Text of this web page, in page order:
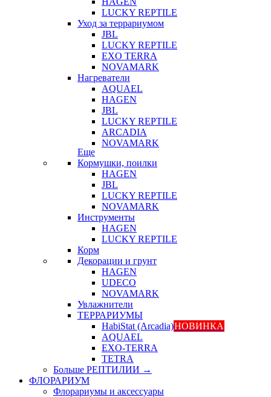
LUCKY REPTILE
Уход за террариумом
JBL
LUCKY REPTILE
EXO TERRA
NOVAMARK
Нагреватели
AQUAEL
HAGEN
JBL
LUCKY REPTILE
ARCADIA
NOVAMARK
Еще
Кормушки, поилки
HAGEN
JBL
LUCKY REPTILE
NOVAMARK
Инструменты
HAGEN
LUCKY REPTILE
Корм
Декорации и грунт
HAGEN
UDECO
NOVAMARK
Увлажнители
ТЕРРАРИУМЫ
HabiStat (Arcadia)НОВИНКА
AQUAEL
EXO-TERRA
TETRA
Больше РЕПТИЛИИ →
ФЛОРАРИУМ
Флорариумы и аксессуары